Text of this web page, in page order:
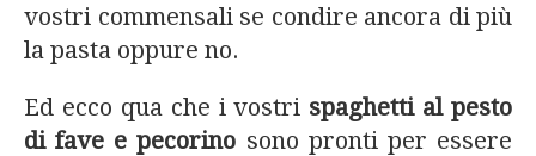
vostri commensali se condire ancora di più
la pasta oppure no.
Ed ecco qua che i vostri spaghetti al pesto
di fave e pecorino sono pronti per essere